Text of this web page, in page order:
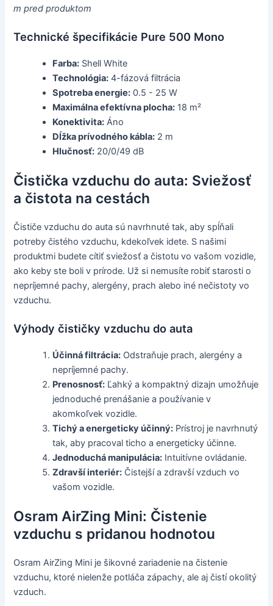
m pred produktom
Technické špecifikácie Pure 500 Mono
Farba: Shell White
Technológia: 4-fázová filtrácia
Spotreba energie: 0.5 - 25 W
Maximálna efektívna plocha: 18 m²
Konektivita: Áno
Dĺžka prívodného kábla: 2 m
Hlučnosť: 20/0/49 dB
Čistička vzduchu do auta: Sviežosť
a čistota na cestách
Čističe vzduchu do auta sú navrhnuté tak, aby spĺňali
potreby čistého vzduchu, kdekoľvek idete. S našimi
produktmi budete cítiť sviežosť a čistotu vo vašom vozidle,
ako keby ste boli v prírode. Už si nemusíte robiť starosti o
nepríjemné pachy, alergény, prach alebo iné nečistoty vo
vzduchu.
Výhody čističky vzduchu do auta
Účinná filtrácia: Odstraňuje prach, alergény a
nepríjemné pachy.
Prenosnosť: Ľahký a kompaktný dizajn umožňuje
jednoduché prenášanie a používanie v
akomkoľvek vozidle.
Tichý a energeticky účinný: Prístroj je navrhnutý
tak, aby pracoval ticho a energeticky účinne.
Jednoduchá manipulácia: Intuitívne ovládanie.
Zdravší interiér: Čistejší a zdravší vzduch vo
vašom vozidle.
Osram AirZing Mini: Čistenie
vzduchu s pridanou hodnotou
Osram AirZing Mini je šikovné zariadenie na čistenie
vzduchu, ktoré nielenže potláča zápachy, ale aj čistí okolitý
vzduch.